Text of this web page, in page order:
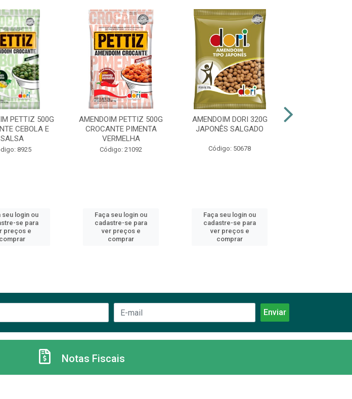
PETTIZ 500G
CEBOLA E
SALSA
8925
seu login ou
se para
preços e
comprar
AMENDOIM PETTIZ 500G
CROCANTE PIMENTA
VERMELHA
Código: 21092
Faça seu login ou
cadastre-se para
ver preços e
comprar
AMENDOIM DORI 320G
JAPONÊS SALGADO
Código: 50678
Faça seu login ou
cadastre-se para
ver preços e
comprar
Notas Fiscais